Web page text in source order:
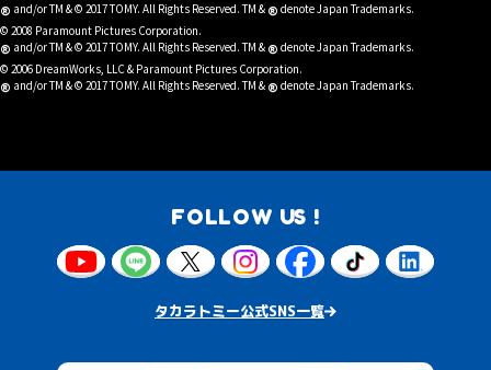
® and/or TM & © 2017 TOMY. All Rights Reserved. TM & ® denote Japan Trademarks.
© 2008 Paramount Pictures Corporation.
® and/or TM & © 2017 TOMY. All Rights Reserved. TM & ® denote Japan Trademarks.
© 2006 DreamWorks, LLC & Paramount Pictures Corporation.
® and/or TM & © 2017 TOMY. All Rights Reserved. TM & ® denote Japan Trademarks.
FOLLOW US !
タカラトミー公式SNS一覧